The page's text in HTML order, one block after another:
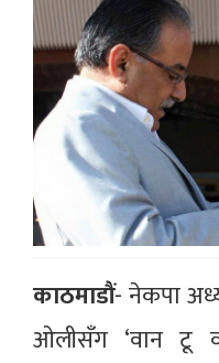
काठमाडौं- नेकपा
ओलीसँग ‘वान टू